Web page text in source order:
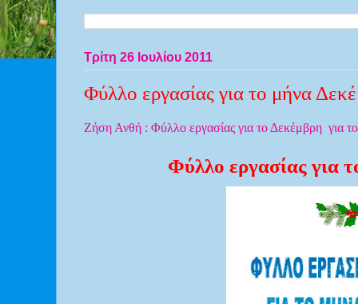
Τρίτη 26 Ιουλίου 2011
Φύλλο εργασίας για το μήνα
Ζήση Ανθή : Φύλλο εργασίας για το Δεκέμβρη για το
Φύλλο εργασίας για